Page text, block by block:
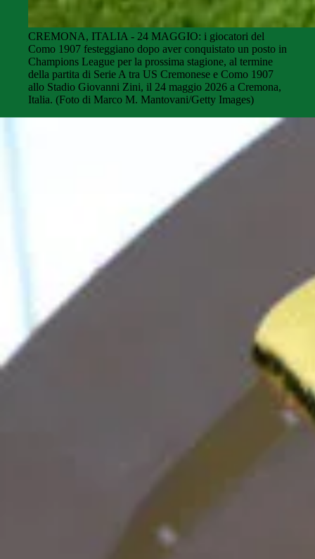
CREMONA, ITALIA - 24 MAGGIO: i giocatori del
Como 1907 festeggiano dopo aver conquistato un posto in
Champions League per la prossima stagione, al termine
della partita di Serie A tra US Cremonese e Como 1907
allo Stadio Giovanni Zini, il 24 maggio 2026 a Cremona,
Italia. (Foto di Marco M. Mantovani/Getty Images)